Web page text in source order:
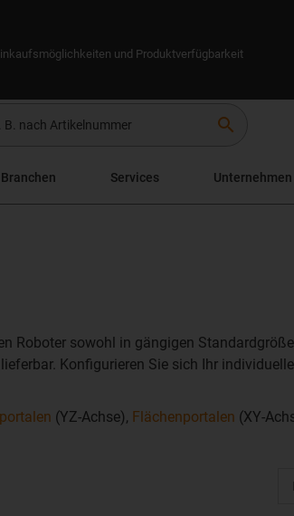
und Produktverfügbarkeit
search
Branchen Services Unternehmen
Roboter sowohl in gängigen
Konfigurieren Sie sich Ihr
(YZ-Achse), Flächenportalen (XY-